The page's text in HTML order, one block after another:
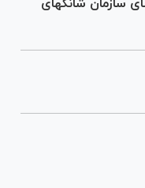
سازمان شانگهای